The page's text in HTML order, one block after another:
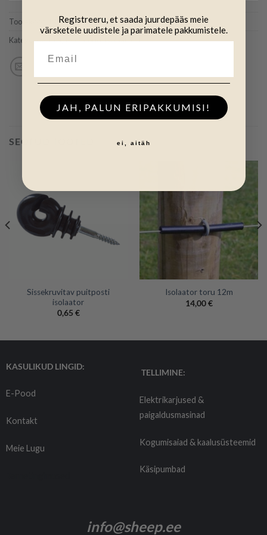
Tootekood:
INS116
Kategooriad:(N) Isolaatorid,Isolaatorid
SEOTUD TOOTED
Sissekruvitav puitposti
isolaator
0,65 €
Isolaator toru 12m
14,00€
KASULIKUD LINGID:
E-Pood
Kontakt
Meie Lugu
TELLIMINE:
Elektrikarjused &
paigaldusmasinad
Kogumisaiad & kaalusüsteemid
Käsipumbad
info@sheep.ee
Registreeru, et saada juurdepääs meie
värsketele uudistele ja parimatele pakkumistele.
JAH, PALUN ERIPAKKUMISI!
ei, aitäh